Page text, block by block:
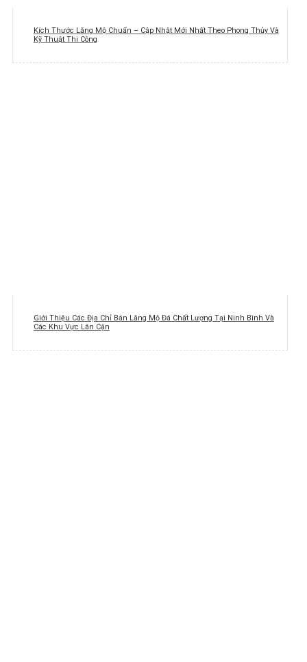
Kích Thước Lăng Mộ Chuẩn – Cập Nhật Mới Nhất Theo Phong Thủy Và
Kỹ Thuật Thi Công
Giới Thiệu Các Địa Chỉ Bán Lăng Mộ Đá Chất Lượng Tại Ninh Bình Và
Các Khu Vực Lân Cận